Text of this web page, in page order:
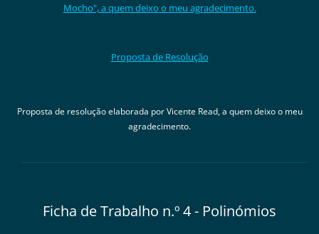
Mocho", a quem deixo o meu agradecimento.
Proposta de Resolução
Proposta de resolução elaborada por Vicente Read, a quem deixo o meu
agradecimento.
Ficha de Trabalho n.º 4 - Polinómios